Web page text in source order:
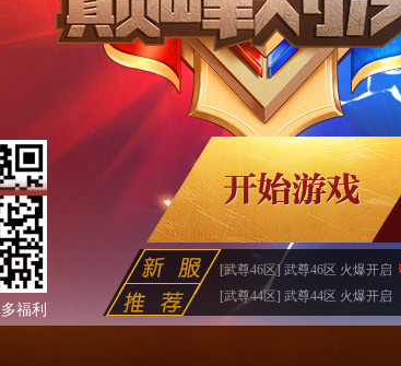
福利
[武尊46区] 武尊46区 火爆开启
[武尊44区] 武尊44区 火爆开启